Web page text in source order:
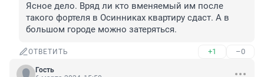
Ясное дело. Вряд ли кто вменяемый им после
такого фортеля в Осинниках квартиру сдаст. А в
большом городе можно затеряться.
ОТВЕТИТЬ +1 –0
Гость